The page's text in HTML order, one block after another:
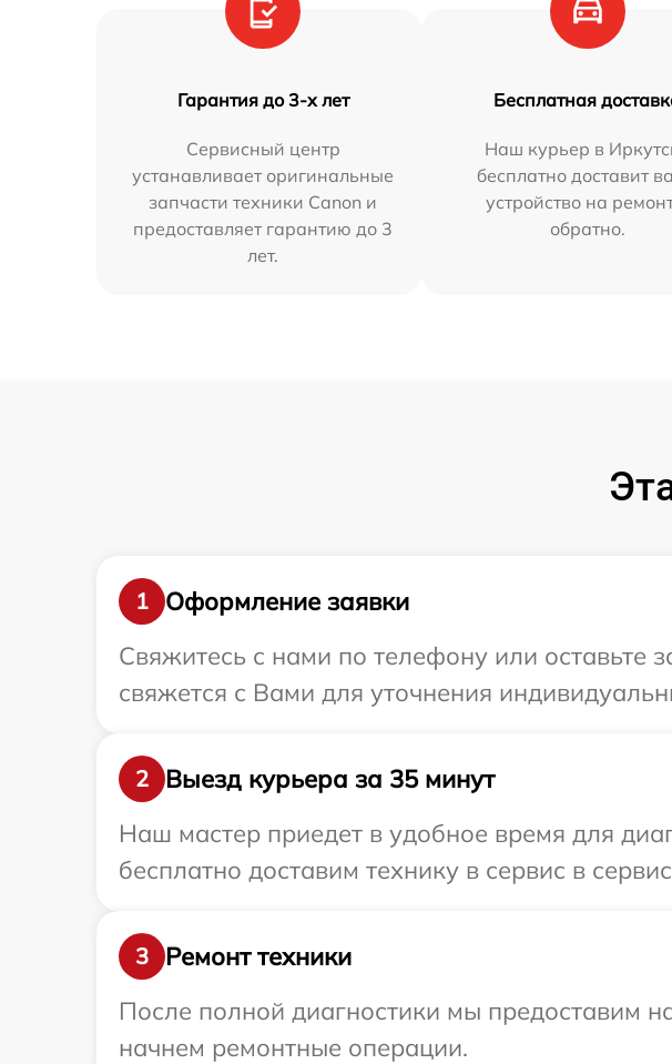
Гарантия до 3-х лет
Сервисный центр
устанавливает оригинальные
запчасти техники Canon и
предоставляет гарантию до 3
лет.
Бесплатная
Наш курьер в
бесплатно доставит
устройство на
обратно.
1
Оформление заявки
Свяжитесь с нами по телефону или оставьте
свяжется с Вами для уточнения
2
Выезд курьера за 35 минут
Наш мастер приедет в удобное время для
бесплатно доставим технику в сервис в
3
Ремонт техники
После полной диагностики мы предоставим
начнем ремонтные операции.